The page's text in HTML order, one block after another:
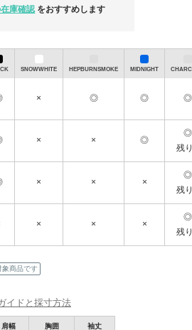
／人気ブランドアイテムが
＼タイムセー
お得に☆彡
庫確認 をおすすめします
SNOWWHITE HEPBURNSMOKE MIDNIGHT
× ◎ ◎ ◎
× × ◎
◎
残
× × ×
◎
残
× × ×
◎
残
象商品です
イドと採寸方法
肩幅 胸囲 袖丈